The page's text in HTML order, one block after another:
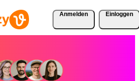
Anmelden Einloggen